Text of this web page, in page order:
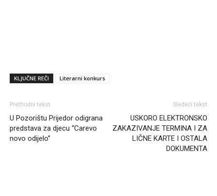
KLJUČNE REČI Literarni konkurs
Prethodni tekst
U Pozorištu Prijedor odigrana
predstava za djecu “Carevo
novo odijelo”
Sledeći tekst
USKORO ELEKTRONSKO
ZAKAZIVANJE TERMINA I ZA
LIČNE KARTE I OSTALA
DOKUMENTA